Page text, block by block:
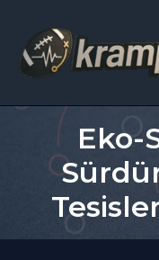
Eko-